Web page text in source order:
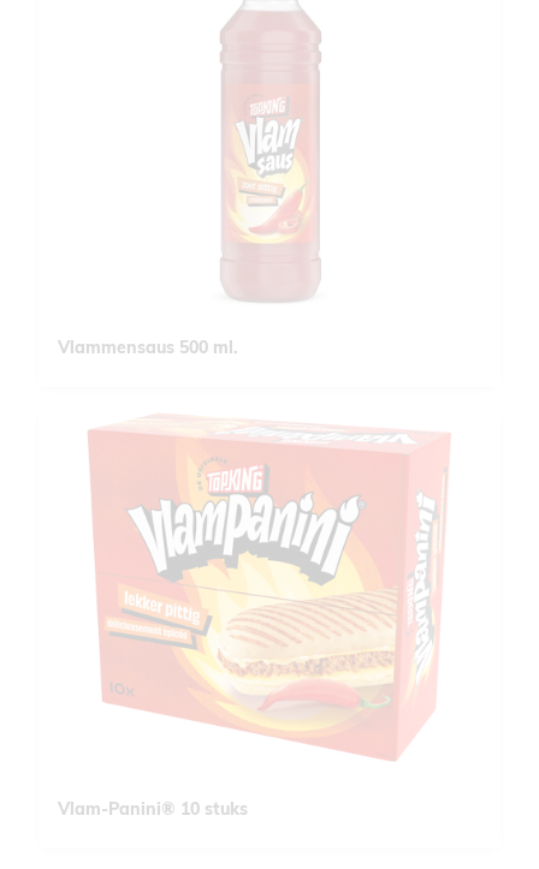
Vlammensaus 500 ml.
Vlam-Panini® 10 stuks